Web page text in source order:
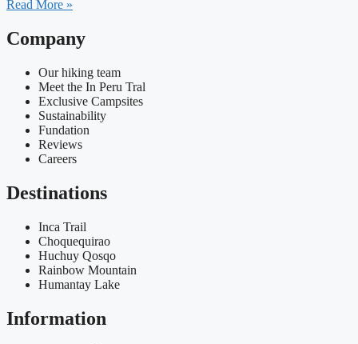
Read More »
Company
Our hiking team
Meet the In Peru Tral
Exclusive Campsites
Sustainability
Fundation
Reviews
Careers
Destinations
Inca Trail
Choquequirao
Huchuy Qosqo
Rainbow Mountain
Humantay Lake
Information